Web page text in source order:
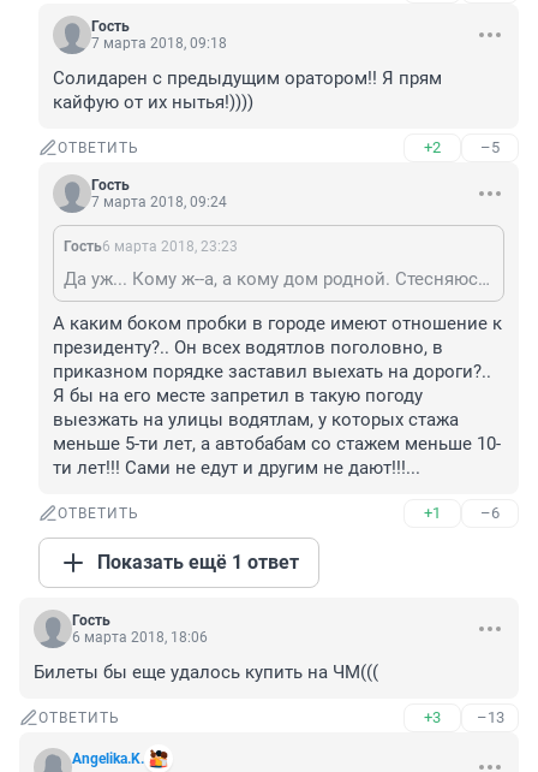
Гость
7 марта 2018, 09:18
Солидарен с предыдущим оратором!! Я прям
кайфую от их нытья!))))
ОТВЕТИТЬ +2 –5
Гость
7 марта 2018, 09:24
Гость6 марта 2018, 23:23
Да уж... Кому ж--а, а кому дом родной. Стесняюсь даже предположить, что именно из умений нашего царя-батюшки вызывает у Вас такой щенячий восторг. Кстати, как нравятся сегодняшние пробки в городе? И вчерашние? И з..ца на М4? Или не видно из тонированной "восьмерки"? Это не Вы, землячок, намедни с трибуны рухнули мимо сетки? Тогда понятно, почему Вас все-все радует
А каким боком пробки в городе имеют отношение к
президенту?.. Он всех водятлов поголовно, в
приказном порядке заставил выехать на дороги?..
Я бы на его месте запретил в такую погоду
выезжать на улицы водятлам, у которых стажа
меньше 5-ти лет, а автобабам со стажем меньше 10-
ти лет!!! Сами не едут и другим не дают!!!...
ОТВЕТИТЬ +1 –6
Показать ещё 1 ответ
Гость
6 марта 2018, 18:06
Билеты бы еще удалось купить на ЧМ(((
ОТВЕТИТЬ +3 –13
Angelika.K.